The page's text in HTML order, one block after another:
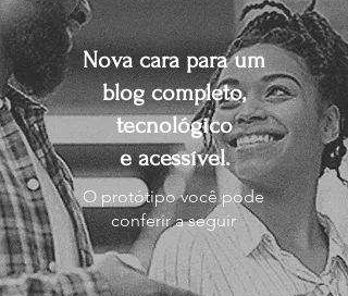
Nova cara para um
blog completo,
tecnológico
e acessível.
O protótipo você pode
conferir a seguir